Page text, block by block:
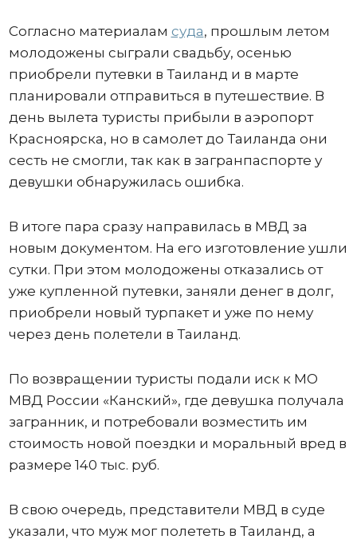
Согласно материалам суда, прошлым летом
молодожены сыграли свадьбу, осенью
приобрели путевки в Таиланд и в марте
планировали отправиться в путешествие. В
день вылета туристы прибыли в аэропорт
Красноярска, но в самолет до Таиланда они
сесть не смогли, так как в загранпаспорте у
девушки обнаружилась ошибка.
В итоге пара сразу направилась в МВД за
новым документом. На его изготовление ушли
сутки. При этом молодожены отказались от
уже купленной путевки, заняли денег в долг,
приобрели новый турпакет и уже по нему
через день полетели в Таиланд.
По возвращении туристы подали иск к МО
МВД России «Канский», где девушка получала
загранник, и потребовали возместить им
стоимость новой поездки и моральный вред в
размере 140 тыс. руб.
В свою очередь, представители МВД в суде
указали, что муж мог полететь в Таиланд, а